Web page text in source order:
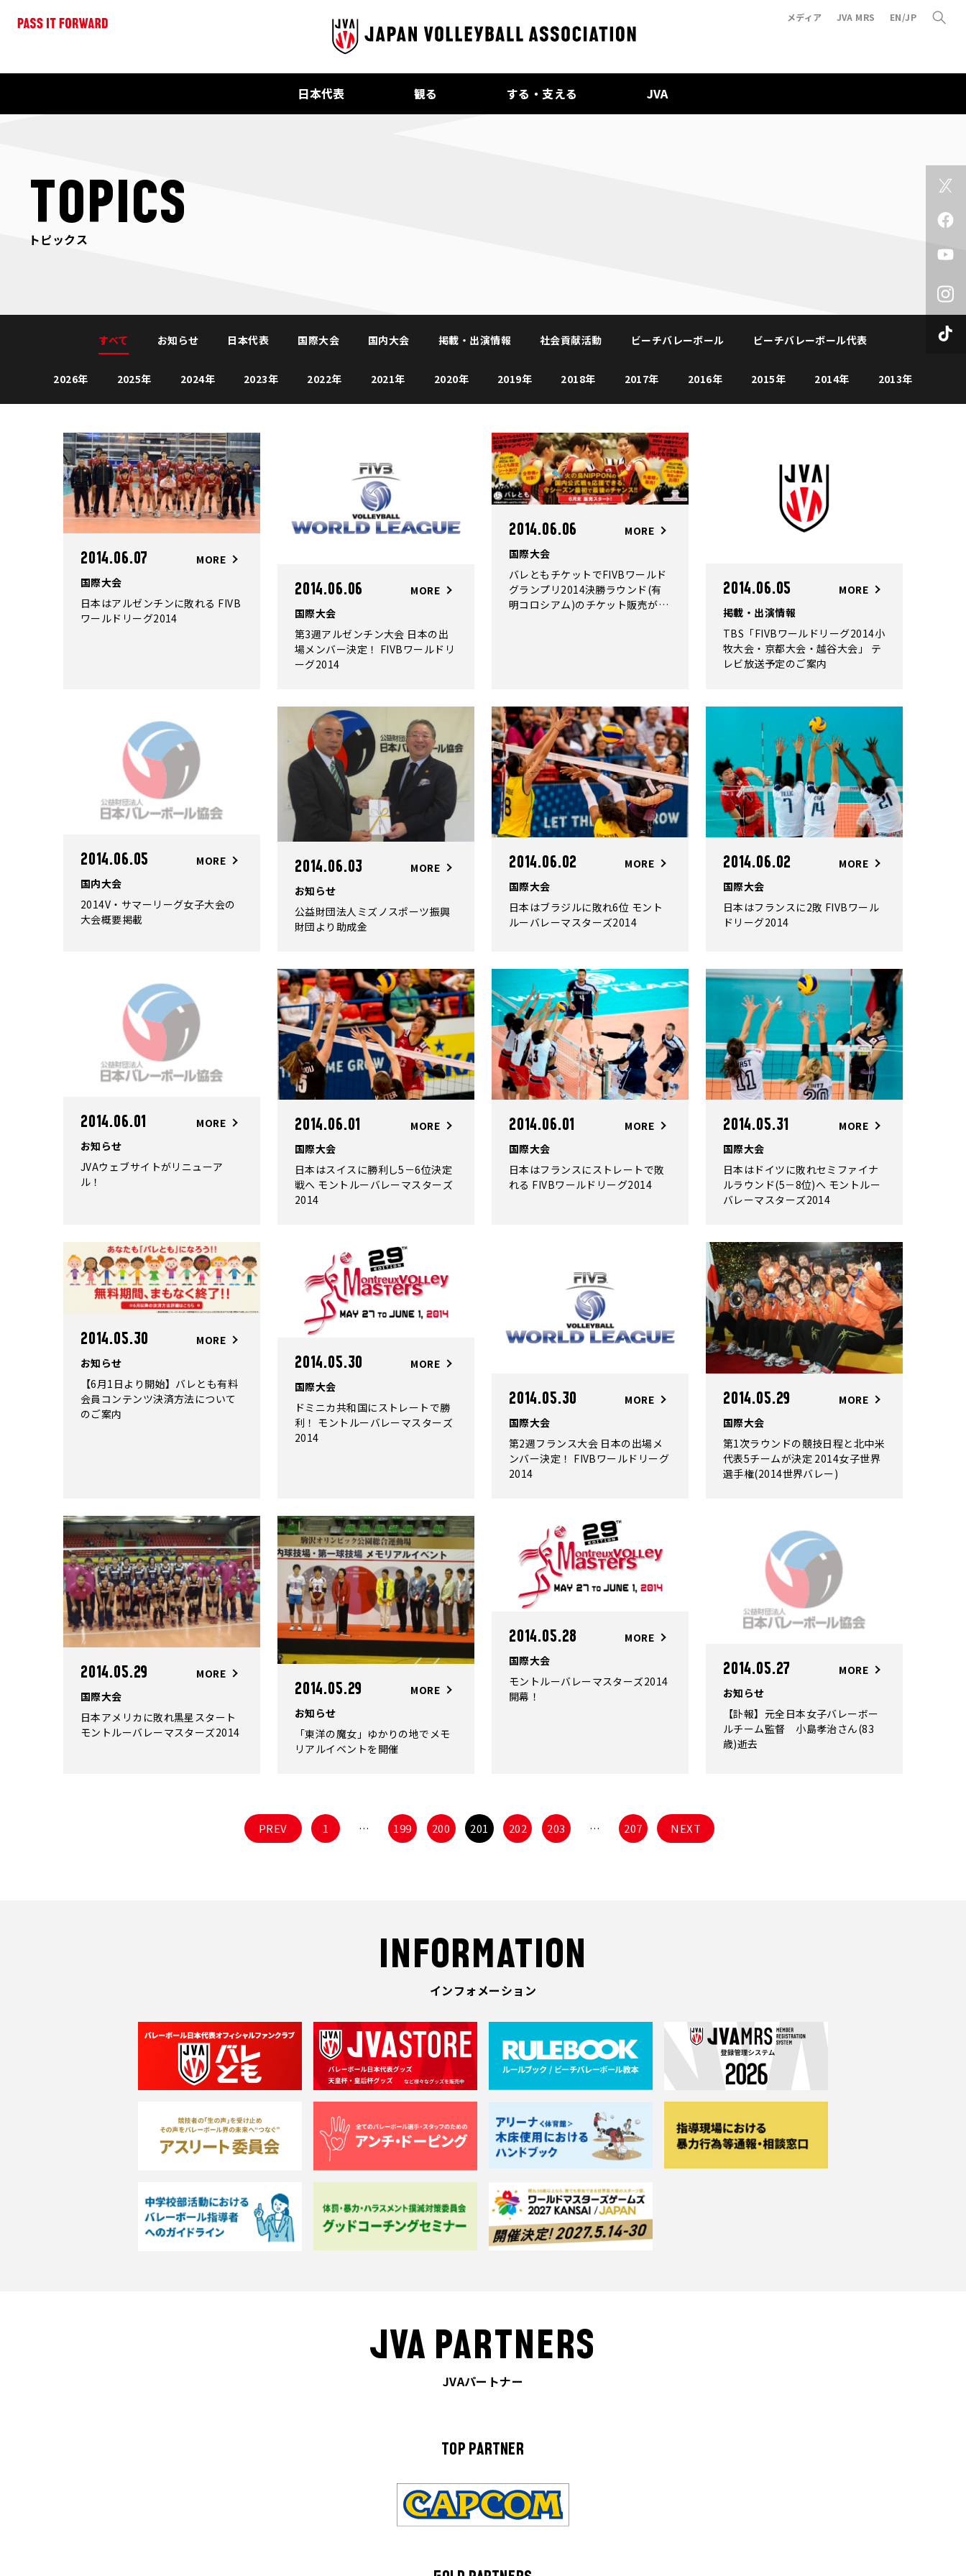
メディア JVA MRS EN/JP
日本代表 観る する・支える JVA
TOPICS
トピックス
すべて お知らせ 日本代表 国際大会 国内大会 掲載・出演情報 社会貢献活動 ビーチバレーボール ビーチバレーボール代表
2026年 2025年 2024年 2023年 2022年 2021年 2020年 2019年 2018年 2017年 2016年 2015年 2014年 2013年
2014.06.07
国際大会
日本はアルゼンチンに敗れる FIVB
ワールドリーグ2014
MORE
2014.06.06
国際大会
第3週アルゼンチン大会 日本の出
場メンバー決定！ FIVBワールドリ
ーグ2014
MORE
2014.06.06
国際大会
バレともチケットでFIVBワールド
グランプリ2014決勝ラウンド(有
明コロシアム)のチケット販売が決
MORE
2014.06.05
掲載・出演情報
TBS「FIVBワールドリーグ2014小
牧大会・京都大会・越谷大会」 テ
レビ放送予定のご案内
MORE
2014.06.05
国内大会
2014V・サマーリーグ女子大会の
大会概要掲載
MORE 2014.06.03
お知らせ
公益財団法人ミズノスポーツ振興
財団より助成金
MORE 2014.06.02
国際大会
日本はブラジルに敗れ6位 モント
ルーバレーマスターズ2014
MORE 2014.06.02
国際大会
日本はフランスに2敗 FIVBワール
ドリーグ2014
MORE
2014.06.01
お知らせ
JVAウェブサイトがリニューア
ル！
MORE 2014.06.01
国際大会
日本はスイスに勝利し5－6位決定
戦へ モントルーバレーマスターズ
2014
MORE 2014.06.01
国際大会
日本はフランスにストレートで敗
れる FIVBワールドリーグ2014
MORE 2014.05.31
国際大会
日本はドイツに敗れセミファイナ
ルラウンド(5－8位)へ モントルー
バレーマスターズ2014
MORE
2014.05.30
お知らせ
【6月1日より開始】バレとも有料
会員コンテンツ決済方法について
のご案内
MORE
2014.05.30
国際大会
ドミニカ共和国にストレートで勝
利！ モントルーバレーマスターズ
2014
MORE
2014.05.30
国際大会
第2週フランス大会 日本の出場メ
ンバー決定！ FIVBワールドリーグ
2014
MORE 2014.05.29
国際大会
第1次ラウンドの競技日程と北中米
代表5チームが決定 2014女子世界
選手権(2014世界バレー)
MORE
2014.05.29
国際大会
日本アメリカに敗れ黒星スタート
モントルーバレーマスターズ2014
MORE
2014.05.29
お知らせ
「東洋の魔女」ゆかりの地でメモ
リアルイベントを開催
MORE
2014.05.28
国際大会
モントルーバレーマスターズ2014
開幕！
MORE
2014.05.27
お知らせ
【訃報】元全日本女子バレーボー
ルチーム監督 小島孝治さん(83
歳)逝去
MORE
PREV 1 … 199 200 201 202 203 … 207 NEXT
INFORMATION
インフォメーション
JVA PARTNERS
JVAパートナー
TOP PARTNER